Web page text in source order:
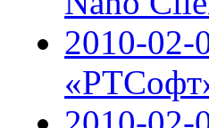
2010-02-